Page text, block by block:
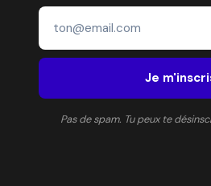
Je
Pas de spam. Tu peux te